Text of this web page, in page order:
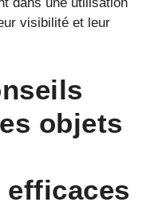
visibilité et leur
objets